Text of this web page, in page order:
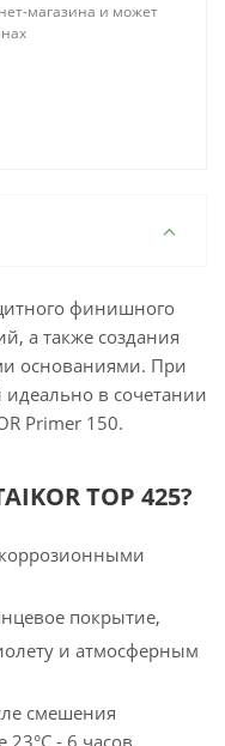
магазина и может
финишного
а также создания
основаниями. При
в сочетании
Primer 150.
TOP 425?
покрытие,
и атмосферным
смешения
23°С - 6 часов,